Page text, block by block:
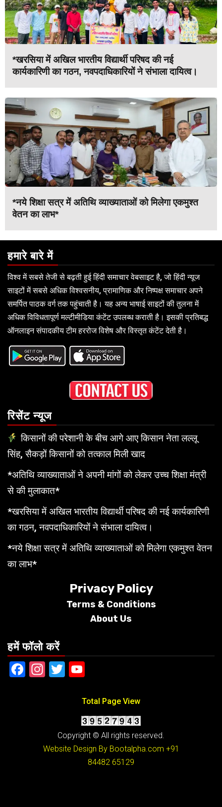
*खरसिया में अखिल भारतीय विद्यार्थी परिषद की नई
कार्यकारिणी का गठन, नवपदाधिकारियों ने संभाला दायित्व।
*नये शिक्षा सत्र में अतिथि व्याख्याताओं को मिलेगा एकमुश्त
वेतन का लाभ*
हमारे बारे में
विश्व में सबसे तेजी से बढ़ती हुई हिंदी समाचार वेबसाइट है, जो हिंदी न्यूज
साइटों में सबसे अधिक विश्वसनीय, प्रामाणिक और निष्पक्ष समाचार अपने
समर्पित पाठक वर्ग तक पहुंचाती है। यह अन्य भाषाई साइटों की तुलना में
अधिक विविधतापूर्ण मल्टीमीडिया कंटेंट उपलब्ध कराती है। इसकी प्रतिबद्ध
ऑनलाइन संपादकीय टीम हररोज विशेष और विस्तृत कंटेंट देती है।
रिसेंट न्यूज
किसानों की परेशानी के बीच आगे आए किसान नेता लल्लू
सिंह, सैकड़ों किसानों को तत्काल मिली खाद
*अतिथि व्याख्याताओं ने अपनी मांगों को लेकर उच्च शिक्षा मंत्री
से की मुलाकात*
*खरसिया में अखिल भारतीय विद्यार्थी परिषद की नई कार्यकारिणी
का गठन, नवपदाधिकारियों ने संभाला दायित्व।
*नये शिक्षा सत्र में अतिथि व्याख्याताओं को मिलेगा एकमुश्त वेतन
का लाभ*
Privacy Policy
Terms & Conditions
About Us
हमें फॉलो करें
Facebook
Instagram
Twitter
Total Page View
Copyright © All rights reserved.
Website Design By Bootalpha.com +91
84482 65129